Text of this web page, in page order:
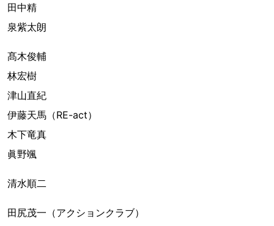
田中精
泉紫太朗
髙木俊輔
林宏樹
津山直紀
伊藤天馬（RE-act）
木下竜真
眞野颯
清水順二
田尻茂一（アクションクラブ）